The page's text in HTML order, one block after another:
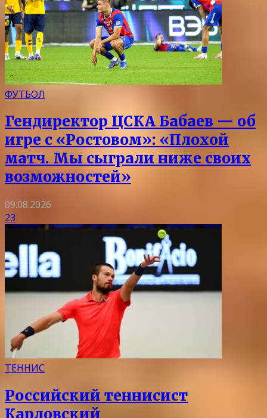
ФУТБОЛ
Гендиректор ЦСКА Бабаев — об
игре с «Ростовом»: «Плохой
матч. Мы сыграли ниже своих
возможностей»
09.08.2026
23
ТЕННИС
Российский теннисист
Карловский